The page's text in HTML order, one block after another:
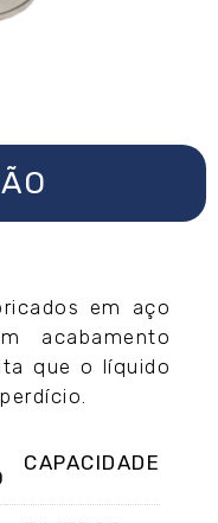
em aço
acabamento
que o líquido
CAPACIDADE